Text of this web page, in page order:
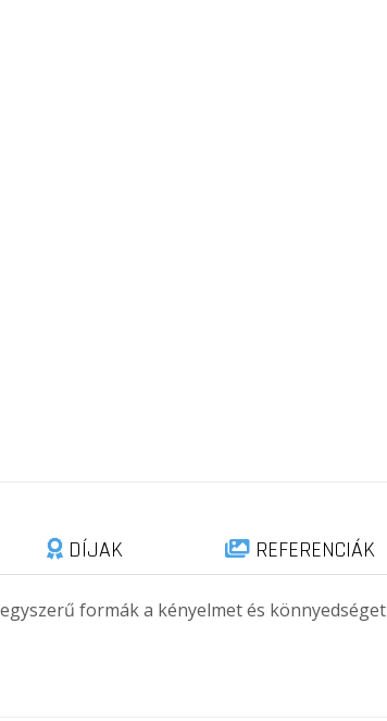
DÍJAK REFERENCIÁK
formák a kényelmet és könnyedséget